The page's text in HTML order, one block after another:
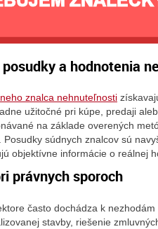
posudky a hodnotenia
znalca nehnuteľnosti
užitočné pri kúpe, predaji
na základe overených
Posudky súdnych znalcov sú
objektívne informácie o reálnej
právnych sporoch
často dochádza k
stavby, riešenie